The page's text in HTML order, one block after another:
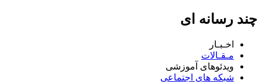
چند رسانه ای
اخـبـار
مـقـالات
ویدئوهای آموزشی
شبکه های اجتماعی